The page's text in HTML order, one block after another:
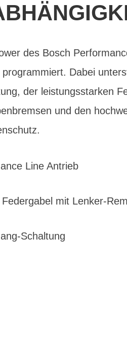
des Bosch
Dabei
der leistungsstarken
und den
Line Antrieb
mit Lenker-
Schaltung